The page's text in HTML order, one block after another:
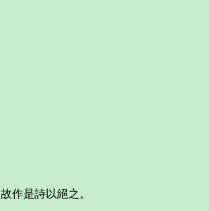
作是詩以絕之。